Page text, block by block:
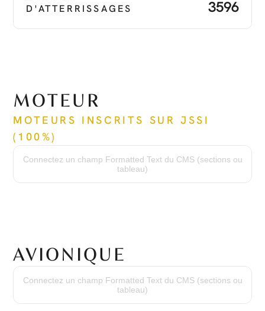
D'ATTERRISSAGES
3596
MOTEUR
MOTEURS INSCRITS SUR JSSI
(100%)
146 h / 146 h
Cycles depuis neuf
Connectez un champ Formatted Text du CMS (sections ou
tableau)
AVIONIQUE
Garmin G1000 avec SVS
Haute Fréquence
VHF avec Émetteurs-Récepteurs de 16 Watts & Espacement de Canal de 25
Connectez un champ Formatted Text du CMS (sections ou
tableau)